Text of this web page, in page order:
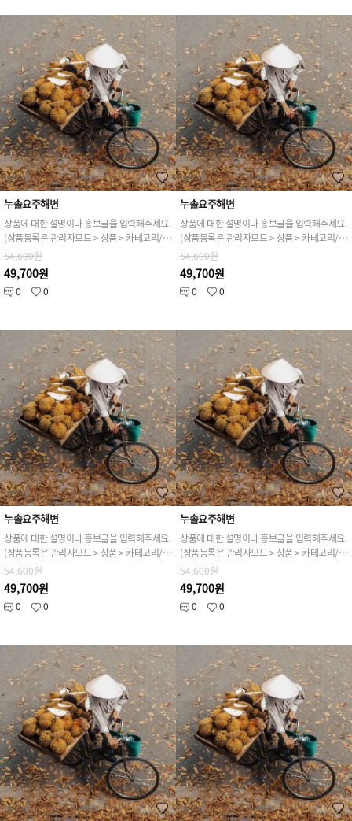
누솔요주해변
상품에 대한 설명이나 홍보글을 입력해주세요.
(상품등록은 관리자모드 > 상품 > 카테고리/상품관리 > 상품등록 가능)
54,600원
49,700원
0 0
누솔요주해변
상품에 대한 설명이나 홍보글을 입력해주세요.
(상품등록은 관리자모드 > 상품 > 카테고리/상품관리 > 상품등록 가능)
54,600원
49,700원
0 0
누솔요주해변
상품에 대한 설명이나 홍보글을 입력해주세요.
(상품등록은 관리자모드 > 상품 > 카테고리/상품관리 > 상품등록 가능)
54,600원
49,700원
0 0
누솔요주해변
상품에 대한 설명이나 홍보글을 입력해주세요.
(상품등록은 관리자모드 > 상품 > 카테고리/상품관리 > 상품등록 가능)
54,600원
49,700원
0 0